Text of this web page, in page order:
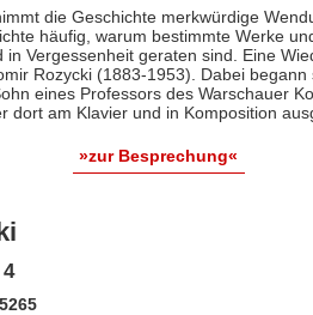
die Geschichte merkwürdige
häufig, warum bestimmte Werke
in Vergessenheit geraten sind. Eine
Rozycki (1883-1953). Dabei
eines Professors des Warschauer
dort am Klavier und in Komposition
»zur Besprechung«